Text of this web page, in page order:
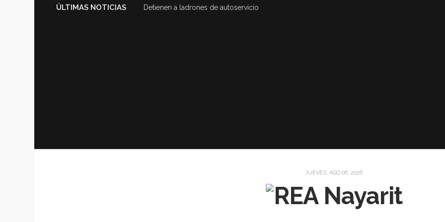
ÚLTIMAS NOTICIAS Detienen a ladrones de autoservicio
JUEVES, AGO 06, 2026